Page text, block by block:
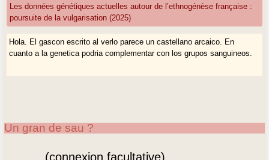
Les données génétiques actuelles autour de l’ethnogénèse française :
poursuite de la vulgarisation (2025)
Hola. El gascon escrito al verlo parece un castellano arcaico. En
cuanto a la genetica podria complementar con los grupos sanguineos.
Un gran de sau ?
(connexion facultative)